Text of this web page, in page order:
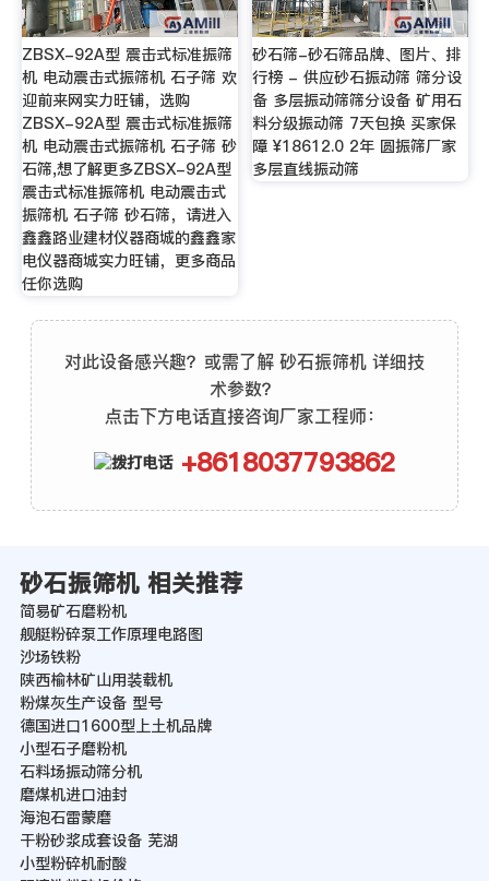
ZBSX-92A型 震击式标准振筛
机 电动震击式振筛机 石子筛 欢
迎前来网实力旺铺，选购
ZBSX-92A型 震击式标准振筛
机 电动震击式振筛机 石子筛 砂
石筛,想了解更多ZBSX-92A型
震击式标准振筛机 电动震击式
振筛机 石子筛 砂石筛，请进入
鑫鑫路业建材仪器商城的鑫鑫家
电仪器商城实力旺铺，更多商品
任你选购
砂石筛-砂石筛品牌、图片、排
行榜 - 供应砂石振动筛 筛分设
备 多层振动筛筛分设备 矿用石
料分级振动筛 7天包换 买家保
障 ¥18612.0 2年 圆振筛厂家
多层直线振动筛
对此设备感兴趣？或需了解 砂石振筛机 详细技
术参数？
点击下方电话直接咨询厂家工程师：
+8618037793862
砂石振筛机 相关推荐
简易矿石磨粉机
舰艇粉碎泵工作原理电路图
沙场铁粉
陕西榆林矿山用装载机
粉煤灰生产设备 型号
德国进口1600型上土机品牌
小型石子磨粉机
石料场振动筛分机
磨煤机进口油封
海泡石雷蒙磨
干粉砂浆成套设备 芜湖
小型粉碎机耐酸